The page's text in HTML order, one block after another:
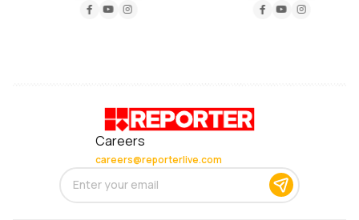
Careers
careers@reporterlive.com